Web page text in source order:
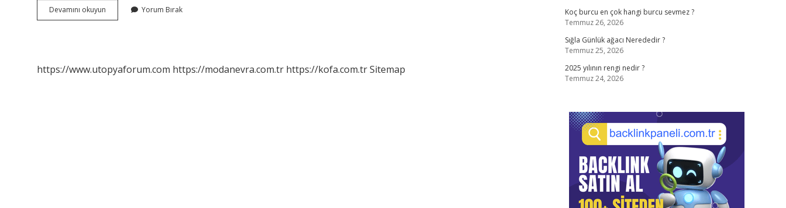
Devamını okuyun
Dişi
Arı
Yorum Bırak
https://www.utopyaforum.com https://modanevra.com.tr https://kofa.com.trSitemap
Koç burcu en çok hangi burcu sevmez ?
Temmuz 26, 2026
Sığla Günlük ağacı Nerededir ?
Temmuz 25, 2026
2025 yılının rengi nedir ?
Temmuz 24, 2026